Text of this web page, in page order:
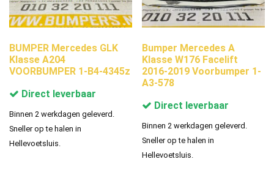
BUMPER Mercedes GLK
Klasse A204
VOORBUMPER 1-B4-4345z
Direct leverbaar
Binnen 2 werkdagen geleverd.
Sneller op te halen in
Hellevoetsluis.
Bumper Mercedes A
Klasse W176 Facelift
2016-2019 Voorbumper 1-
A3-578
Direct leverbaar
Binnen 2 werkdagen geleverd.
Sneller op te halen in
Hellevoetsluis.